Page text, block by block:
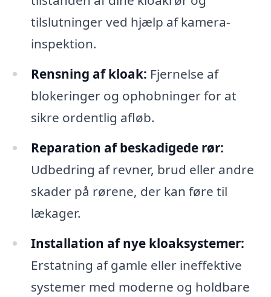
tilslutninger ved hjælp af kamera-
inspektion.
Rensning af kloak: Fjernelse af
blokeringer og ophobninger for at
sikre ordentlig afløb.
Reparation af beskadigede rør:
Udbedring af revner, brud eller andre
skader på rørene, der kan føre til
lækager.
Installation af nye kloaksystemer:
Erstatning af gamle eller ineffektive
systemer med moderne og holdbare